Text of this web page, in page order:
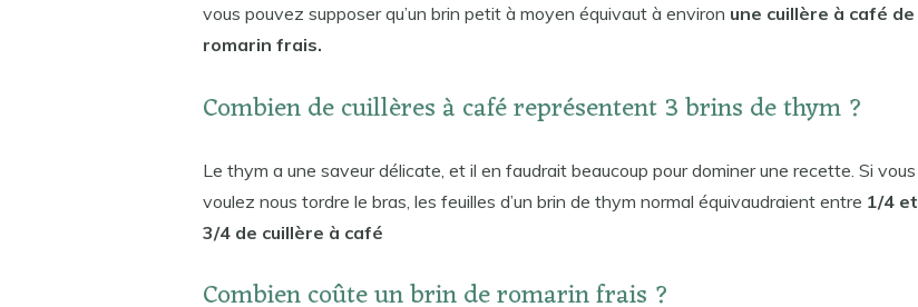
vous pouvez supposer qu’un brin petit à moyen équivaut à environ une cuillère à café de
romarin frais.
Combien de cuillères à café représentent 3 brins de thym ?
Le thym a une saveur délicate, et il en faudrait beaucoup pour dominer une recette. Si vous
voulez nous tordre le bras, les feuilles d’un brin de thym normal équivaudraient entre 1/4 et
3/4 de cuillère à café
Combien coûte un brin de romarin frais ?